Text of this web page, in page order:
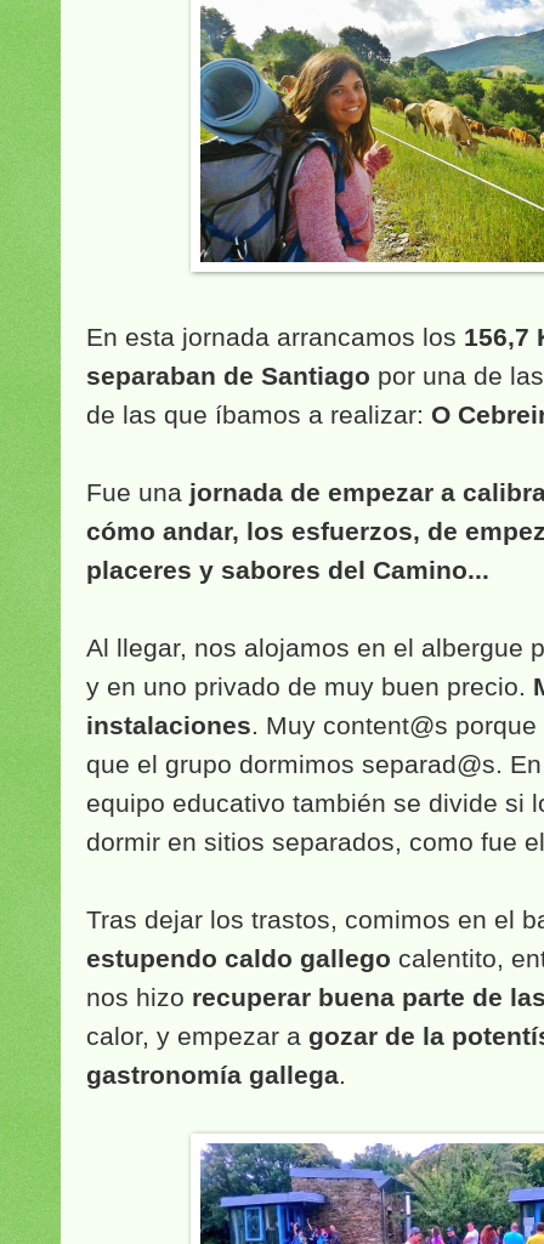
En esta jornada arrancamos los 156,7
separaban de Santiago por una de
de las que íbamos a realizar: O
Fue una jornada de empezar a
cómo andar, los esfuerzos, de
placeres y sabores del Camino...
Al llegar, nos alojamos en el albergue
y en uno privado de muy buen precio.
instalaciones. Muy content@s
que el grupo dormimos separad@s.
equipo educativo también se divide si
dormir en sitios separados, como fue
Tras dejar los trastos, comimos en el
estupendo caldo gallego calentito,
nos hizo recuperar buena parte de
calor, y empezar a gozar de la
gastronomía gallega.